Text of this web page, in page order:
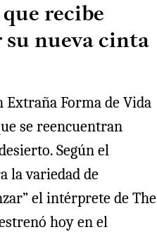
recibe
su nueva cinta
Extraña Forma de Vida
se reencuentran
Según el
la variedad de
el intérprete de The
hoy en el